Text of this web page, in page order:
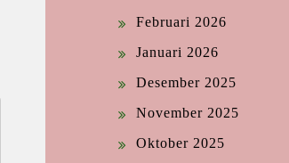
Februari 2026
Januari 2026
Desember 2025
November 2025
Oktober 2025